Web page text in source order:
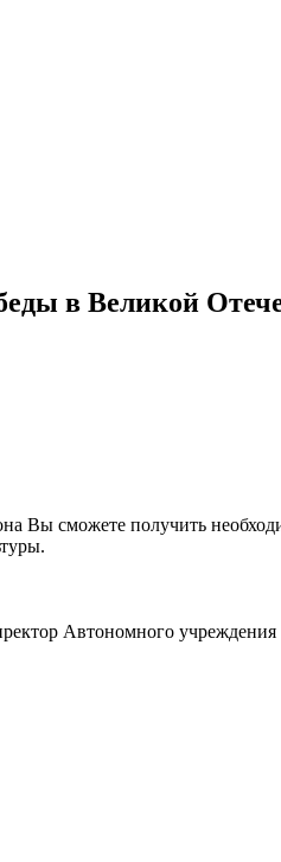
в Великой
Вы сможете получить
Автономного учреждения